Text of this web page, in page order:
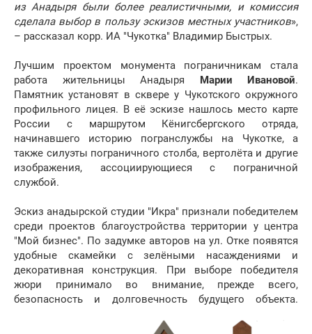
из Анадыря были более реалистичными, и комиссия
сделала выбор в пользу эскизов местных участников»,
– рассказал корр. ИА "Чукотка" Владимир Быстрых.
Лучшим проектом монумента пограничникам стала
работа жительницы Анадыря Марии Ивановой.
Памятник установят в сквере у Чукотского окружного
профильного лицея. В её эскизе нашлось место карте
России с маршрутом Кёнигсбергского отряда,
начинавшего историю погранслужбы на Чукотке, а
также силуэты пограничного столба, вертолёта и другие
изображения, ассоциирующиеся с пограничной
службой.
Эскиз анадырской студии "Икра" признали победителем
среди проектов благоустройства территории у центра
"Мой бизнес". По задумке авторов на ул. Отке появятся
удобные скамейки с зелёными насаждениями и
декоративная конструкция. При выборе победителя
жюри принимало во внимание, прежде всего,
безопасность и долговечность будущего объекта.